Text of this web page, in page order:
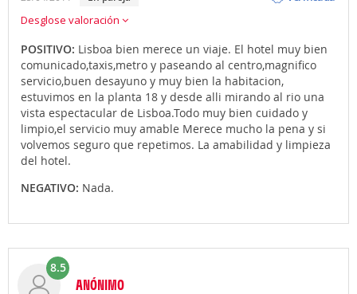
Desglose valoración
POSITIVO: Lisboa bien merece un viaje. El hotel muy bien
comunicado,taxis,metro y paseando al centro,magnifico
servicio,buen desayuno y muy bien la habitacion,
estuvimos en la planta 18 y desde alli mirando al rio una
vista espectacular de Lisboa.Todo muy bien cuidado y
limpio,el servicio muy amable Merece mucho la pena y si
volvemos seguro que repetimos. La amabilidad y limpieza
del hotel.
NEGATIVO: Nada.
8.5
ANÓNIMO